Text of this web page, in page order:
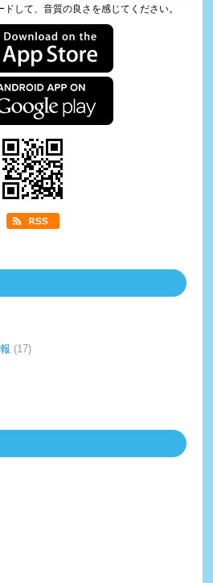
して、音質の良さを感じてください。
(17)